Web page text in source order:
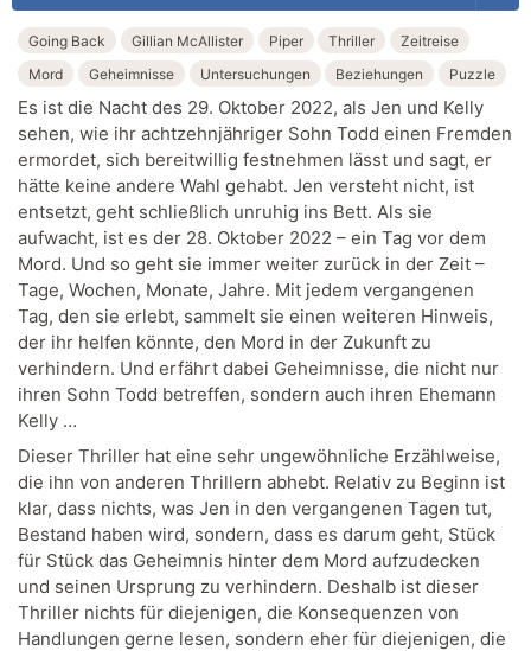
Going Back Gillian McAllister Piper Thriller
Zeitreise
Mord
Geheimnisse Untersuchungen Beziehungen Puzzle
Es ist die Nacht des 29. Oktober 2022, als Jen und Kelly
sehen, wie ihr achtzehnjähriger Sohn Todd einen Fremden
ermordet, sich bereitwillig festnehmen lässt und sagt, er
hätte keine andere Wahl gehabt. Jen versteht nicht, ist
entsetzt, geht schließlich unruhig ins Bett. Als sie
aufwacht, ist es der 28. Oktober 2022 – ein Tag vor dem
Mord. Und so geht sie immer weiter zurück in der Zeit –
Tage, Wochen, Monate, Jahre. Mit jedem vergangenen
Tag, den sie erlebt, sammelt sie einen weiteren Hinweis,
der ihr helfen könnte, den Mord in der Zukunft zu
verhindern. Und erfährt dabei Geheimnisse, die nicht nur
ihren Sohn Todd betreffen, sondern auch ihren Ehemann
Kelly …
Dieser Thriller hat eine sehr ungewöhnliche Erzählweise,
die ihn von anderen Thrillern abhebt. Relativ zu Beginn ist
klar, dass nichts, was Jen in den vergangenen Tagen tut,
Bestand haben wird, sondern, dass es darum geht, Stück
für Stück das Geheimnis hinter dem Mord aufzudecken
und seinen Ursprung zu verhindern. Deshalb ist dieser
Thriller nichts für diejenigen, die Konsequenzen von
Handlungen gerne lesen, sondern eher für diejenigen, die